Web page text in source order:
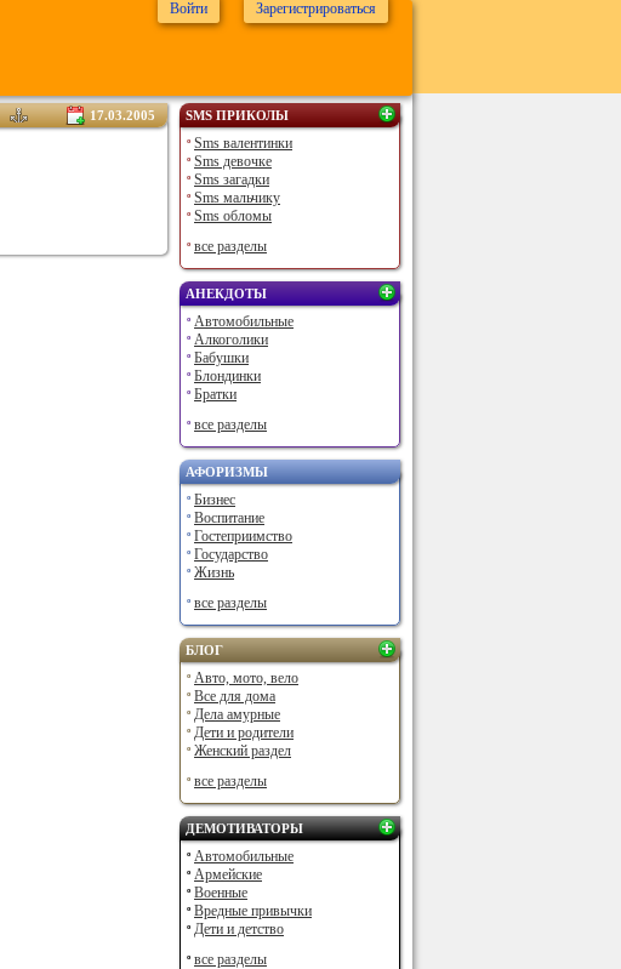
17.03.2005 SMS ПРИКОЛЫ
Sms валентинки
Sms девочке
Sms загадки
Sms мальчику
Sms обломы
все разделы
АНЕКДОТЫ
Автомобильные
Алкоголики
Бабушки
Блондинки
Братки
все разделы
АФОРИЗМЫ
Бизнес
Воспитание
Гостеприимство
Государство
Жизнь
все разделы
БЛОГ
Авто, мото, вело
Все для дома
Дела амурные
Дети и родители
Женский раздел
все разделы
ДЕМОТИВАТОРЫ
Автомобильные
Армейские
Военные
Вредные привычки
Дети и детство
все разделы
Войти Зарегистрироваться